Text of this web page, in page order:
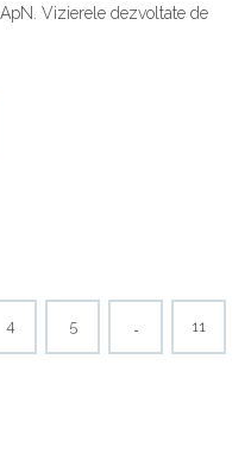
Vizierele dezvoltate de
4 5 … 11